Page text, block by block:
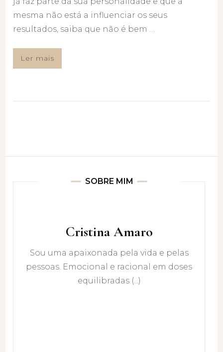
mesma não está a influenciar os seus
resultados, saiba que não é bem …
Ler mais
SOBRE MIM
Cristina Amaro
Sou uma apaixonada pela vida e pelas
pessoas. Emocional e racional em doses
equilibradas (...)